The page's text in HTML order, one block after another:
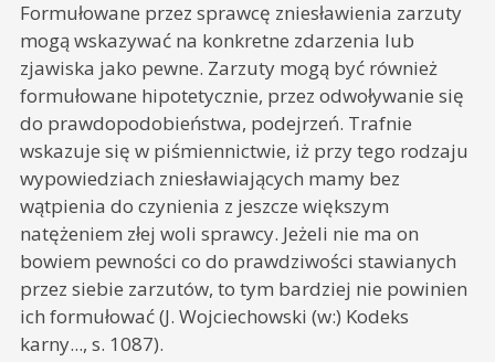
Formułowane przez sprawcę zniesławienia zarzuty
mogą wskazywać na konkretne zdarzenia lub
zjawiska jako pewne. Zarzuty mogą być również
formułowane hipotetycznie, przez odwoływanie się
do prawdopodobieństwa, podejrzeń. Trafnie
wskazuje się w piśmiennictwie, iż przy tego rodzaju
wypowiedziach zniesławiających mamy bez
wątpienia do czynienia z jeszcze większym
natężeniem złej woli sprawcy. Jeżeli nie ma on
bowiem pewności co do prawdziwości stawianych
przez siebie zarzutów, to tym bardziej nie powinien
ich formułować (J. Wojciechowski (w:) Kodeks
karny..., s. 1087).